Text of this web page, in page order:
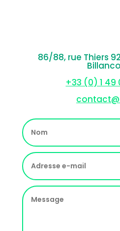
86/88, rue Thiers
+33 (0) 1 49